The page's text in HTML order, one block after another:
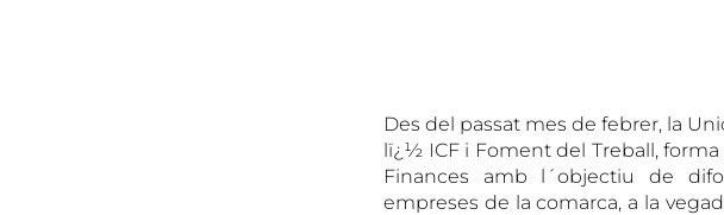
Des del passat mes de febrer, la
lï¿½ ICF i Foment del Treball,
Finances amb l´objectiu de
empreses de la comarca, a la